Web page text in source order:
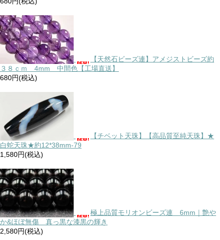
【天然石ビーズ連】アメジストビーズ約
３８ｃｍ 4mm 中間色【工場直送】
680円(税込)
【チベット天珠】【高品質至純天珠】★
白蛇天珠★約12*38mm-79
1,580円(税込)
極上品質モリオンビーズ連 6mm｜艶や
か&ほぼ無傷 真っ黒な漆黒の輝き
2,580円(税込)